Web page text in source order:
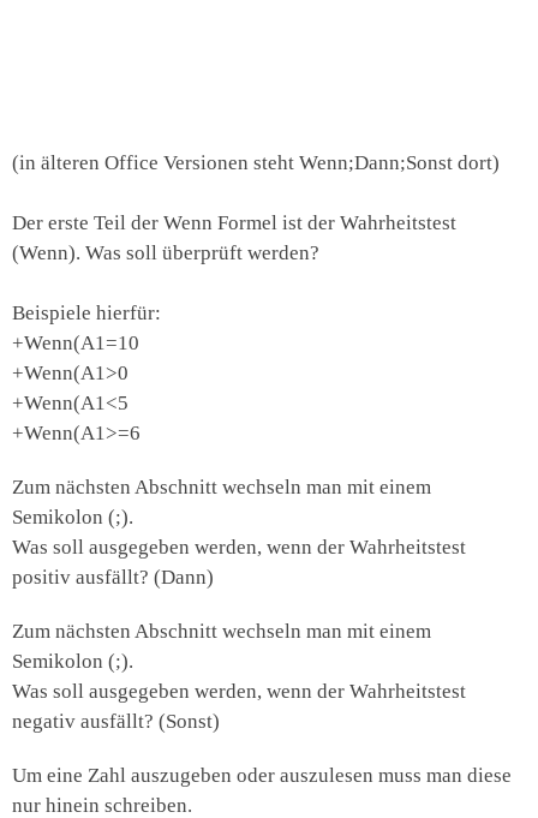
(in älteren Office Versionen steht Wenn;Dann;Sonst dort)
Der erste Teil der Wenn Formel ist der Wahrheitstest
(Wenn). Was soll überprüft werden?
Beispiele hierfür:
+Wenn(A1=10
+Wenn(A1>0
+Wenn(A1<5
+Wenn(A1>=6
Zum nächsten Abschnitt wechseln man mit einem
Semikolon (;).
Was soll ausgegeben werden, wenn der Wahrheitstest
positiv ausfällt? (Dann)
Zum nächsten Abschnitt wechseln man mit einem
Semikolon (;).
Was soll ausgegeben werden, wenn der Wahrheitstest
negativ ausfällt? (Sonst)
Um eine Zahl auszugeben oder auszulesen muss man diese
nur hinein schreiben.